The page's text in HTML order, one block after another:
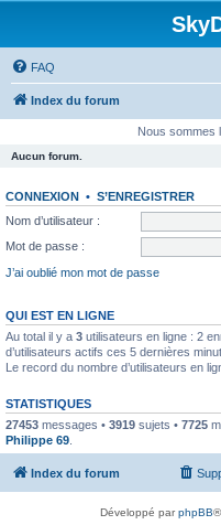
FAQ
Index du forum
Nous sommes
Aucun forum.
CONNEXION • S’ENREGISTRER
Nom d’utilisateur :
Mot de passe :
J’ai oublié mon mot de passe
QUI EST EN LIGNE
Au total il y a 3 utilisateurs en ligne : 2
d’utilisateurs actifs ces 5 dernières
Le record du nombre d’utilisateurs en
STATISTIQUES
27453 messages • 3919 sujets • 7725
Philippe 69
Index du forum
Développé parphpBB